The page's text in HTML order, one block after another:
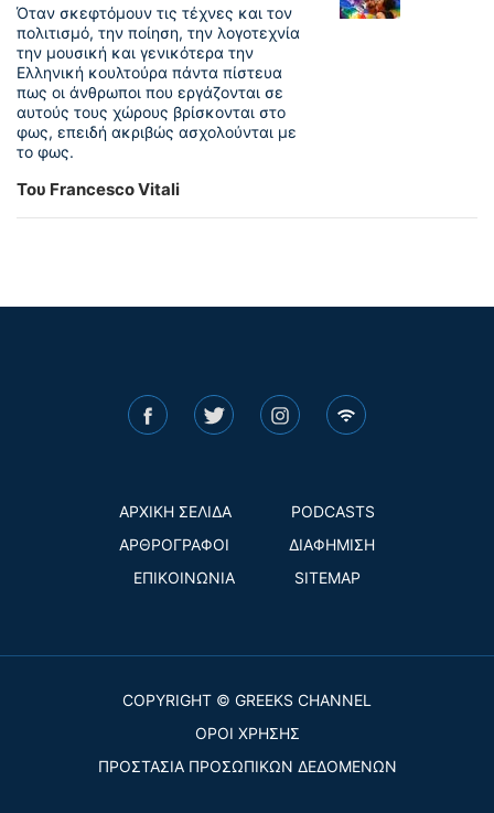
Όταν σκεφτόμουν τις τέχνες και τον
πολιτισμό, την ποίηση, την λογοτεχνία
την μουσική και γενικότερα την
Ελληνική κουλτούρα πάντα πίστευα
πως οι άνθρωποι που εργάζονται σε
αυτούς τους χώρους βρίσκονται στο
φως, επειδή ακριβώς ασχολούνται με
το φως.
Του Francesco Vitali
ΑΡΧΙΚΗ ΣΕΛΙΔΑ
PODCASTS
ΑΡΘΡΟΓΡΑΦΟΙ
ΔΙΑΦΗΜΙΣΗ
ΕΠΙΚΟΙΝΩΝΙΑ
SITEMAP
COPYRIGHT © GREEKS CHANNEL
ΟΡΟΙ ΧΡΗΣΗΣ
ΠΡΟΣΤΑΣΙΑ ΠΡΟΣΩΠΙΚΩΝ ΔΕΔΟΜΕΝΩΝ